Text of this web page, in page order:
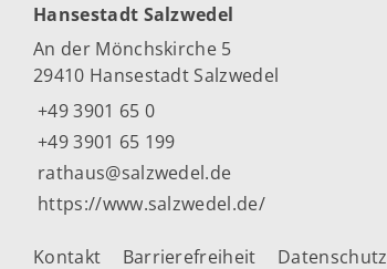
Hansestadt Salzwedel
An der Mönchskirche 5
29410 Hansestadt Salzwedel
+49 3901 65 0
+49 3901 65 199
rathaus@salzwedel.de
https://www.salzwedel.de/
Kontakt Barrierefreiheit Datenschutz